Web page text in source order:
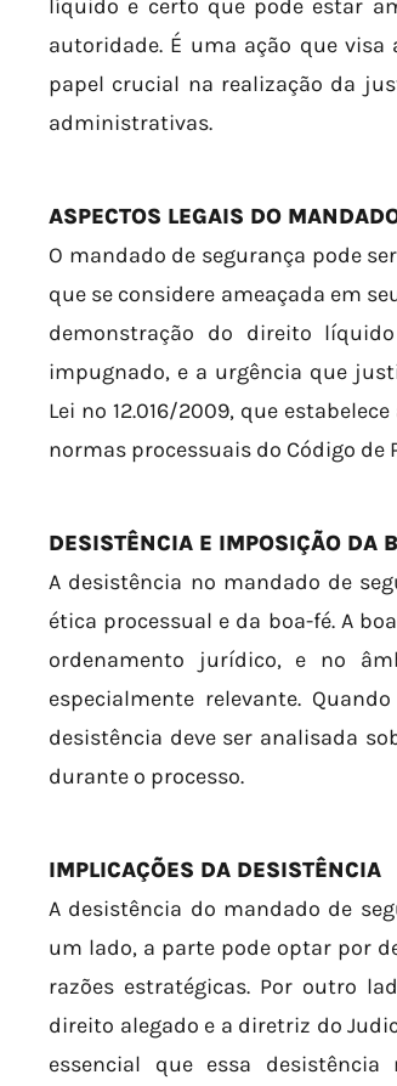
líquido e certo que pode estar
autoridade. É uma ação que
papel crucial na realização da
administrativas.
ASPECTOS LEGAIS DO
O mandado de segurança pode
que se considere ameaçada em
demonstração do direito
impugnado, e a urgência que
Lei nº 12.016/2009, que
normas processuais do Código de
DESISTÊNCIA E IMPOSIÇÃO DA
A desistência no mandado de
ética processual e da boa-fé. A
ordenamento jurídico, e no
especialmente relevante.
desistência deve ser analisada
durante o processo.
IMPLICAÇÕES DA DESISTÊNCIA
A desistência do mandado de
um lado, a parte pode optar por
razões estratégicas. Por outro
direito alegado e a diretriz do
essencial que essa